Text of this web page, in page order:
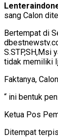
sang Calon
Bertempat di
S.STP,SH,Msi
tidak memiliki
Faktanya,
“ ini bentuk
Ketua Pos
Ditempat